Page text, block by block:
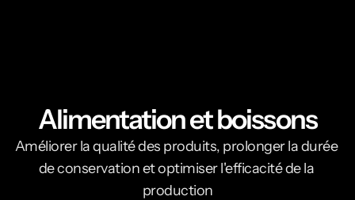
Alimentation et boissons
Améliorer la qualité des produits, prolonger la durée
de conservation et optimiser l'efficacité de la
production